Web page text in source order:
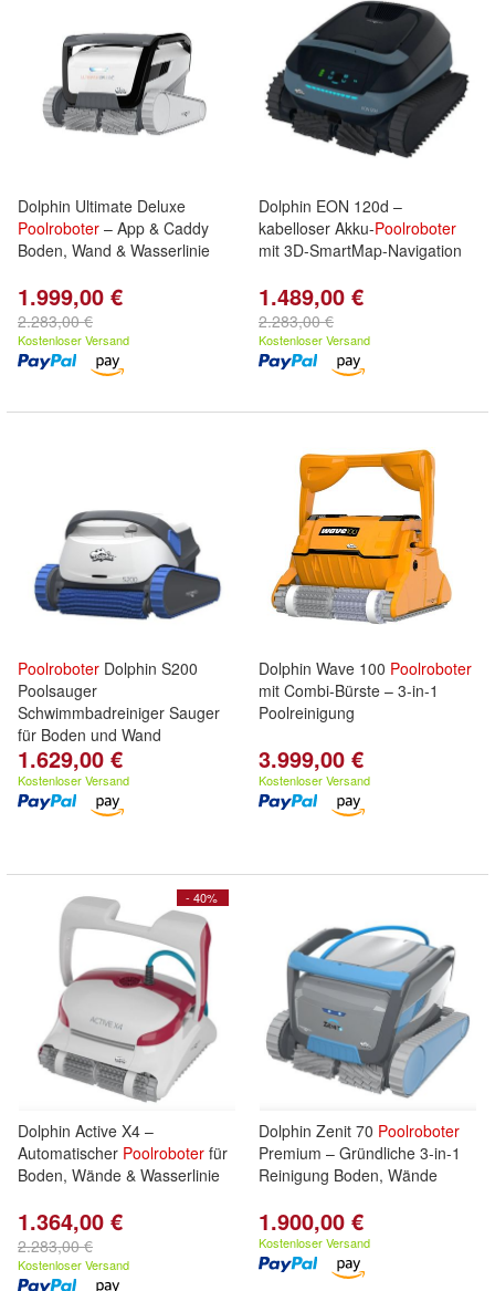
Dolphin Ultimate Deluxe
Poolroboter – App & Caddy
Boden, Wand & Wasserlinie
1.999,00 €
2.283,00 €
Kostenloser Versand
Dolphin EON 120d –
kabelloser Akku-Poolroboter
mit 3D-SmartMap-Navigation
1.489,00 €
2.283,00 €
Kostenloser Versand
Poolroboter Dolphin S200
Poolsauger
Schwimmbadreiniger Sauger
für Boden und Wand
1.629,00 €
Kostenloser Versand
Dolphin Wave 100 Poolroboter
mit Combi-Bürste – 3-in-1
Poolreinigung
3.999,00 €
Kostenloser Versand
- 40%
Dolphin Active X4 –
Automatischer Poolroboter für
Boden, Wände & Wasserlinie
1.364,00 €
2.283,00 €
Kostenloser Versand
Dolphin Zenit 70 Poolroboter
Premium – Gründliche 3-in-1
Reinigung Boden, Wände
1.900,00 €
Kostenloser Versand